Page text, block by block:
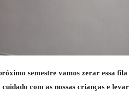
semestre vamos zerar essa
com as nossas crianças e